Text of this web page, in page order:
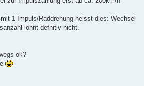
1 Impuls/Raddrehung heisst dies: Wechsel
lohnt defnitiv nicht.
ok?